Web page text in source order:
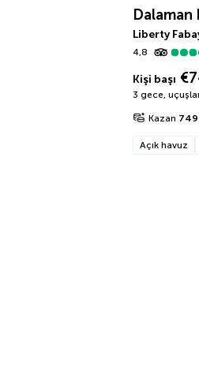
Dalaman
Liberty
4,8
Kişi başı
3 gece,
Kazan 749
Açık havuz